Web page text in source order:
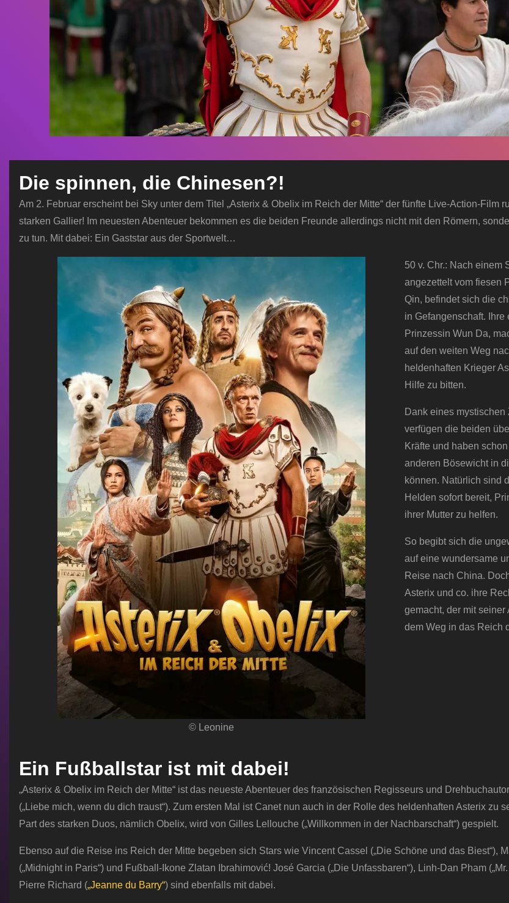
Die spinnen, die Chinesen?!
Am 2. Februar erscheint bei Sky unter dem Titel „Asterix & Obelix im Reich der Mitte“ der fünfte Live-Action-Film
starken Gallier! Im neuesten Abenteuer bekommen es die beiden Freunde allerdings nicht mit den Römern,
zu tun. Mit dabei: Ein Gaststar aus der Sportwelt…
© Leonine
50 v. Chr.: Nach einem
angezettelt vom fiesen
Qin, befindet sich die
in Gefangenschaft. Ihre
Prinzessin Wun Da,
auf den weiten Weg
heldenhaften Krieger
Hilfe zu bitten.
Dank eines mystischen
verfügen die beiden
Kräfte und haben
anderen Bösewicht in
können. Natürlich sind
Helden sofort bereit,
ihrer Mutter zu helfen.
So begibt sich die
auf eine wundersame
Reise nach China.
Asterix und co. ihre
gemacht, der mit seiner
dem Weg in das Reich
Ein Fußballstar ist mit dabei!
„Asterix & Obelix im Reich der Mitte“ ist das neueste Abenteuer des französischen Regisseurs und
(„Liebe mich, wenn du dich traust“). Zum ersten Mal ist Canet nun auch in der Rolle des heldenhaften Asterix zu
Part des starken Duos, nämlich Obelix, wird von Gilles Lellouche („Willkommen in der Nachbarschaft“) gespielt.
Ebenso auf die Reise ins Reich der Mitte begeben sich Stars wie Vincent Cassel („Die Schöne und das Biest“),
(„Midnight in Paris“) und Fußball-Ikone Zlatan Ibrahimović! José Garcia („Die Unfassbaren“), Linh-Dan Pham
Pierre Richard („Jeanne du Barry“) sind ebenfalls mit dabei.